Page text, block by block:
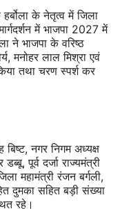
के नेतृत्व में जिला
में भाजपा 2027 में
ने भाजपा के वरिष्ठ
मनोहर लाल मिश्रा एवं
तथा चरण स्पर्श कर
बिष्ट, नगर निगम अध्यक्ष
पूर्व दर्जा राज्यमंत्री
महामंत्री रंजन बर्गली,
दुमका सहित बड़ी संख्या
रहे।